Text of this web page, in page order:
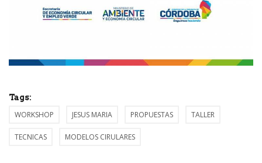
Tags:
WORKSHOP JESUS MARIA PROPUESTAS TALLER
TECNICAS MODELOS CIRULARES